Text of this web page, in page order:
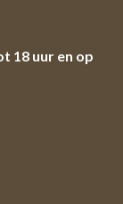
18 uur en op